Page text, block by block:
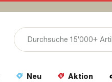
Neu Aktion